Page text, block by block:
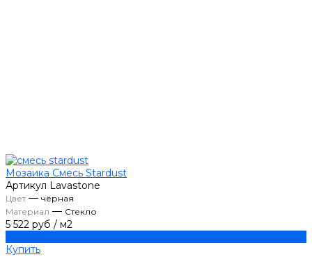
Мозаика Смесь Stardust
Артикул Lavastone
Цвет— чёрная
Материал — Стекло
5 522 руб / м2
Купить